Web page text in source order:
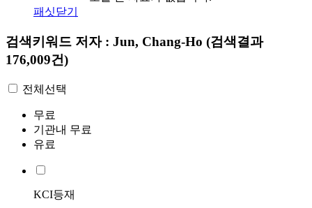
패싯닫기
검색키워드 저자 : Jun, Chang-Ho (검색결과
176,009건)
전체선택
무료
기관내 무료
유료
KCI등재